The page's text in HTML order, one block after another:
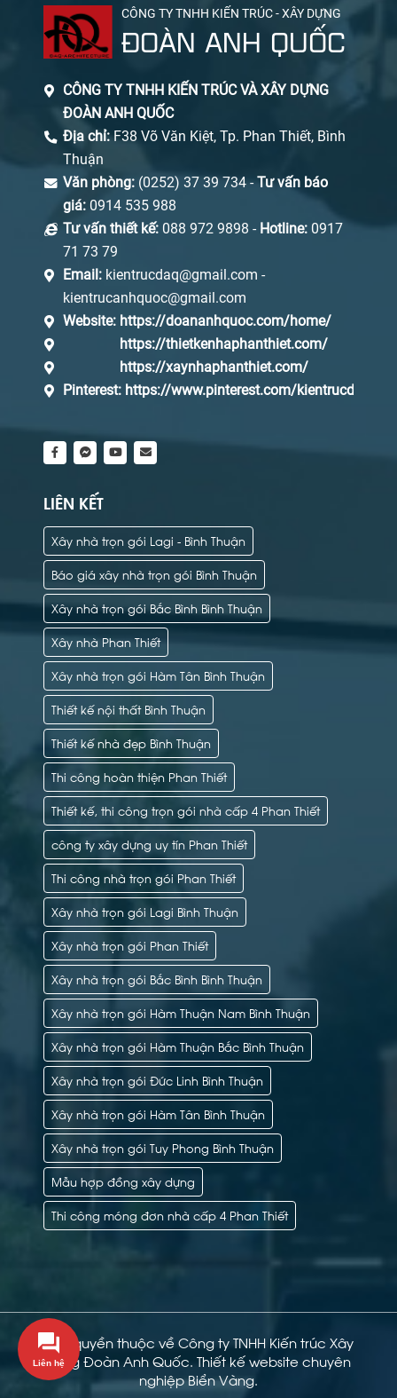
CÔNG TY TNHH KIẾN TRÚC - XÂY DỰNG
ĐOÀN ANH QUỐC
CÔNG TY TNHH KIẾN TRÚC VÀ XÂY DỰNG
ĐOÀN ANH QUỐC
Địa chỉ:F38 Võ Văn Kiệt, Tp. Phan Thiết, Bình
Thuận
Văn phòng: (0252) 37 39 734 -Tư vấn báo
giá: 0914 535 988
Tư vấn thiết kế: 088 972 9898 - Hotline: 0917
71 73 79
Email: kientrucdaq@gmail.com -
kientrucanhquoc@gmail.com
Website: https://doananhquoc.com/home/
https://thietkenhaphanthiet.com/
https://xaynhaphanthiet.com/
Pinterest: https://www.pinterest.com/kientrucdaq/
LIÊN KẾT
Xây nhà trọn gói Lagi - Bình Thuận
Báo giá xây nhà trọn gói Bình Thuận
Xây nhà trọn gói Bắc Bình Bình Thuận
Xây nhà Phan Thiết
Xây nhà trọn gói Hàm Tân Bình Thuận
Thiết kế nội thất Bình Thuận
Thiết kế nhà đẹp Bình Thuận
Thi công hoàn thiện Phan Thiết
Thiết kế, thi công trọn gói nhà cấp 4 Phan Thiết
công ty xây dựng uy tín Phan Thiết
Thi công nhà trọn gói Phan Thiết
Xây nhà trọn gói Lagi Bình Thuận
Xây nhà trọn gói Phan Thiết
Xây nhà trọn gói Bắc Bình Bình Thuận
Xây nhà trọn gói Hàm Thuận Nam Bình Thuận
Xây nhà trọn gói Hàm Thuận Bắc Bình Thuận
Xây nhà trọn gói Đức Linh Bình Thuận
Xây nhà trọn gói Hàm Tân Bình Thuận
Xây nhà trọn gói Tuy Phong Bình Thuận
Mẫu hợp đồng xây dựng
Thi công móng đơn nhà cấp 4 Phan Thiết
Bản quyền thuộc về Công ty TNHH Kiến trúc Xây
dựng Đoàn Anh Quốc. Thiết kế website chuyên
nghiệp Biển Vàng.
Liên hệ